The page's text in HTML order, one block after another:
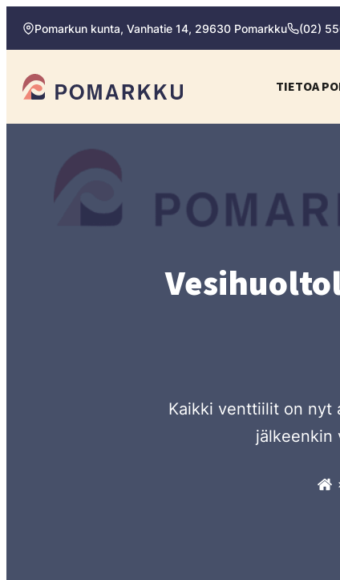
Siirry
suoraan
sisältöön
Pomarkun kunta, Vanhatie 14, 29630 Pomarkku (02)
Pomarkun kunta
sinulle.
TIETOA
Kaikki venttiilit on nyt
jälkeenkin